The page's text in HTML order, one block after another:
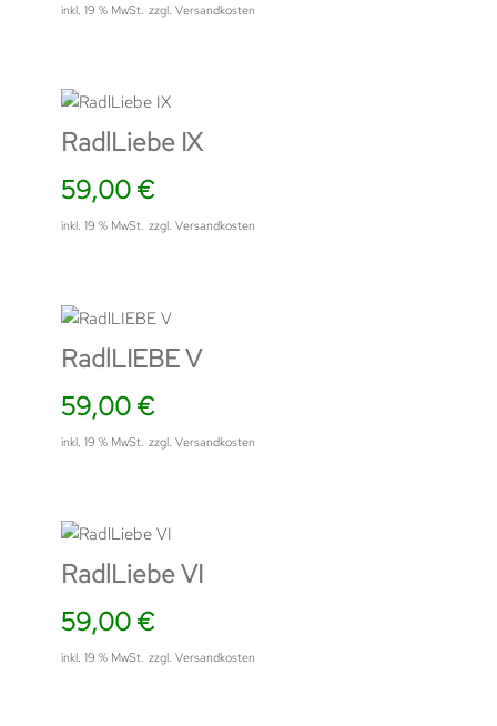
inkl. 19 % MwSt. zzgl. Versandkosten
RadlLiebe IX
59,00 €
inkl. 19 % MwSt. zzgl. Versandkosten
RadlLIEBE V
59,00 €
inkl. 19 % MwSt. zzgl. Versandkosten
RadlLiebe VI
59,00 €
inkl. 19 % MwSt. zzgl. Versandkosten